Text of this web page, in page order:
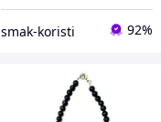
smak-koristi 92%